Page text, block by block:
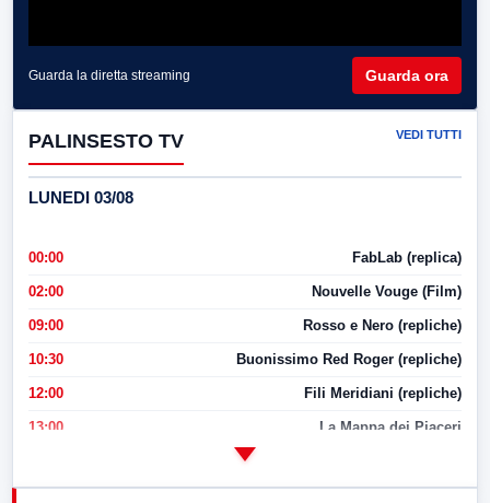
Guarda la diretta streaming Guarda ora
PALINSESTO TV VEDI TUTTI
LUNEDI 03/08
00:00 FabLab (replica)
02:00 Nouvelle Vouge (Film)
09:00 Rosso e Nero (repliche)
10:30 Buonissimo Red Roger (repliche)
12:00 Fili Meridiani (repliche)
13:00 La Mappa dei Piaceri